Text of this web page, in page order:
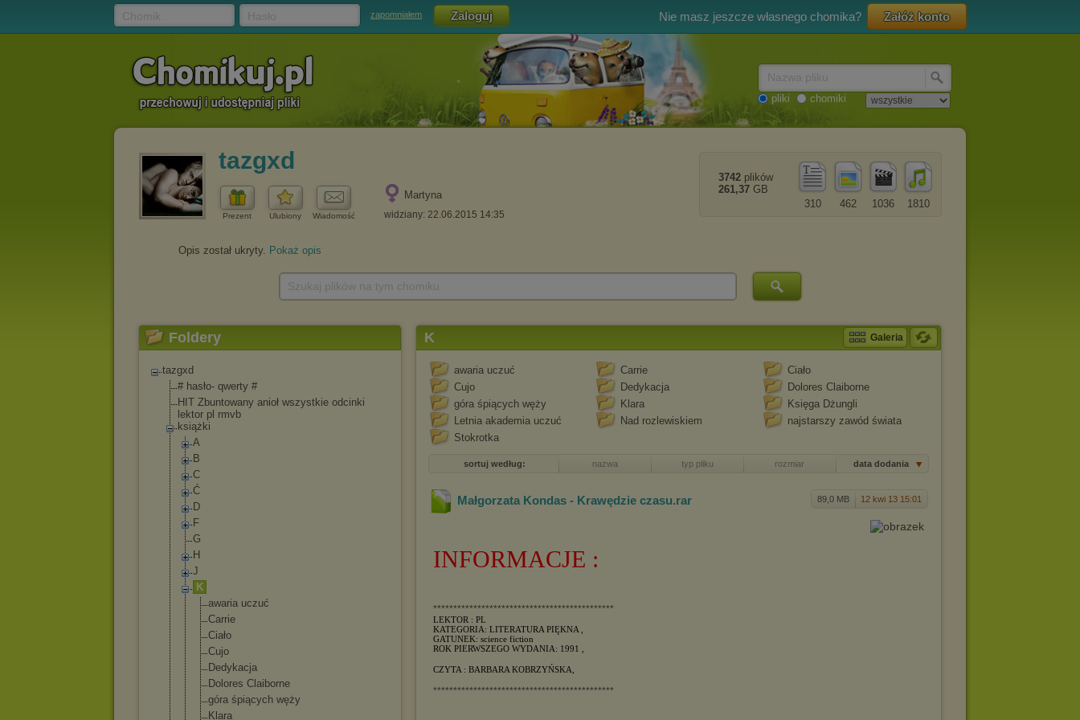
zapomniałem Nie masz jeszcze własnego chomika? Załóż konto
pliki chomiki
tazgxd
Prezent Ulubiony Wiadomość
Martyna
widziany: 22.06.2015 14:35
1810
1036
462
310
3742 plików
261,37 GB
Opis został ukryty. Pokaż opis
Foldery
tazgxd
# hasło- qwerty #
HIT Zbuntowany anioł wszystkie odcinki
lektor pl rmvb
książki
A
B
C
Ć
D
F
G
H
J
K
awaria uczuć
Carrie
Ciało
Cujo
Dedykacja
Dolores Claiborne
góra śpiących węży
Klara
K Galeria
awaria uczuć Carrie
Ciało
Cujo
Dedykacja
Dolores Claiborne
góra śpiących węży
Klara
Księga Dżungli
Letnia akademia uczuć
Nad rozlewiskiem
najstarszy zawód świata
Stokrotka
sortuj według: nazwa typ pliku rozmiar data dodania
89,0 MB 12 kwi 13 15:01
Małgorzata Kondas - Krawędzie czasu.rar
INFORMACJE :
*********************************************
LEKTOR : PL
KATEGORIA: LITERATURA PIĘKNA ,
GATUNEK: science fiction
ROK PIERWSZEGO WYDANIA: 1991 ,
CZYTA : BARBARA KOBRZYŃSKA,
*********************************************